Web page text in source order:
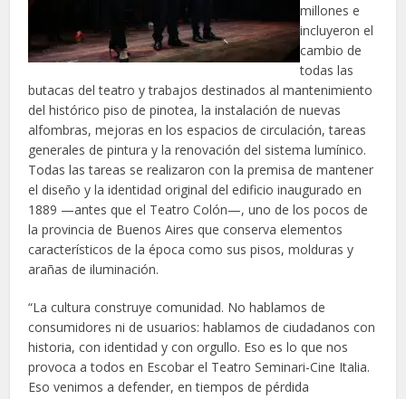
millones e
incluyeron el
cambio de
todas las
butacas del teatro y trabajos destinados al mantenimiento
del histórico piso de pinotea, la instalación de nuevas
alfombras, mejoras en los espacios de circulación, tareas
generales de pintura y la renovación del sistema lumínico.
Todas las tareas se realizaron con la premisa de mantener
el diseño y la identidad original del edificio inaugurado en
1889 —antes que el Teatro Colón—, uno de los pocos de
la provincia de Buenos Aires que conserva elementos
característicos de la época como sus pisos, molduras y
arañas de iluminación.
“La cultura construye comunidad. No hablamos de
consumidores ni de usuarios: hablamos de ciudadanos con
historia, con identidad y con orgullo. Eso es lo que nos
provoca a todos en Escobar el Teatro Seminari-Cine Italia.
Eso venimos a defender, en tiempos de pérdida